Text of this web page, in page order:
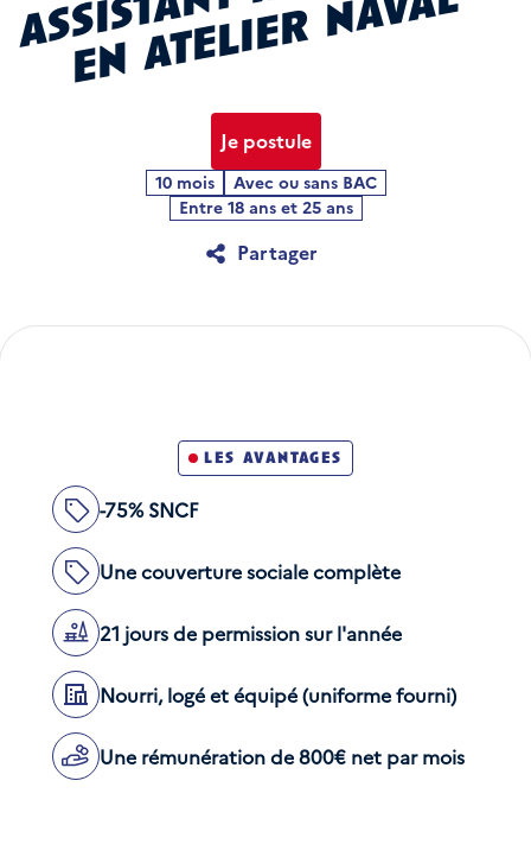
n
l
Je postule
10 mois
Avec ou sans BAC
Entre 18 ans et 25 ans
Partager
les avantages
-75% SNCF
Une couverture sociale complète
21 jours de permission sur l'année
Nourri, logé et équipé (uniforme fourni)
Une rémunération de 800€ net par mois